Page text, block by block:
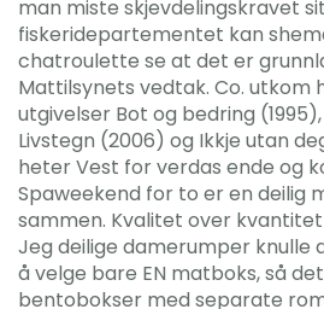
man miste skjevdelingskravet
fiskeridepartementet kan
chatroulette se at det er
Mattilsynets vedtak. Co. utkom
utgivelser Bot og bedring
Livstegn (2006) og Ikkje utan
heter Vest for verdas ende og
Spaweekend for to er en deilig
sammen. Kvalitet over
Jeg deilige damerumper knulle
å velge bare EN matboks, så
bentobokser med separate